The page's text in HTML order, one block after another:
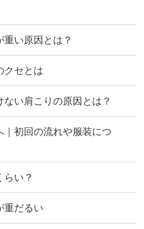
重い原因とは？
クセとは
い肩こりの原因とは？
初回の流れや服装につ
らい？
重だるい